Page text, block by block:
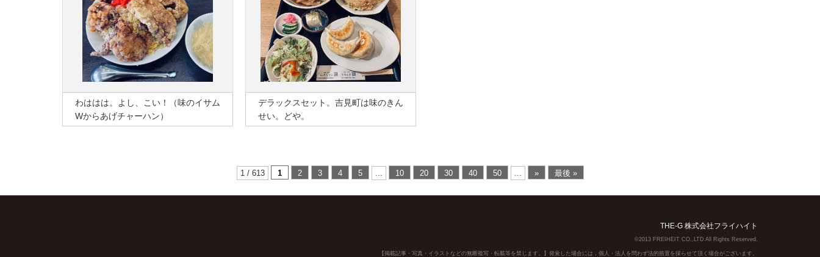
わははは。よし、こい！（味のイサム
Wからあげチャーハン）
デラックスセット。吉見町は味のきん
せい。どや。
1 / 613 1 2 3 4 5 ... 10 20 30 40 50 ... » 最後 »
THE-G 株式会社フライハイト
©2013 FREIHEIT CO.,LTD All Rights Reserved.
【掲載記事・写真・イラストなどの無断複写・転載等を禁じます。】発覚した場合には，個人・法人を問わず法的措置を採らせて頂く場合がございます。